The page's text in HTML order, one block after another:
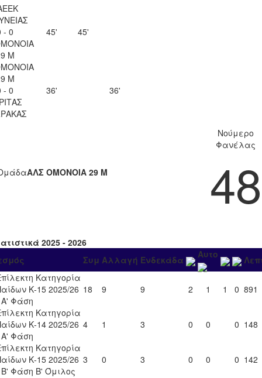
- 0
Μ
45' 45'
Μ
- 0
36' 36'
ΑΛΣ ΟΜΟΝΟΙΑ 29 Μ
Νούμερο
Φανέλας
48
2025 - 2026
Συμ Αλλαγή Ενδεκάδα Αυτο
Κατηγορία
Κ-15 2025/26
Φάση
18 9 9 2 1 1 0 891
Κατηγορία
Κ-14 2025/26
Φάση
4 1 3 0 0 0 148
Κατηγορία
Κ-15 2025/26
Φάση Β' Όμιλος
3 0 3 0 0 0 142